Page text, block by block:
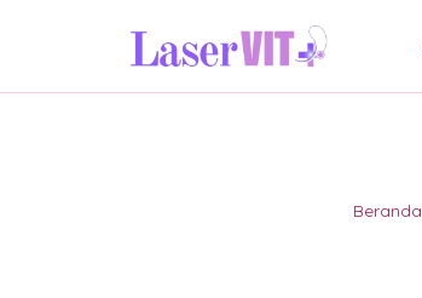
Beranda